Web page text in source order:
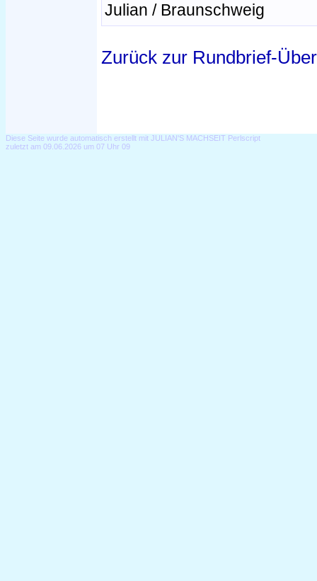
Julian / Braunschweig
Zurück zur Rundbrief-
Diese Seite wurde automatisch erstellt mit JULIAN'S MACHSEIT Perlscript
zuletzt am 09.06.2026 um 07 Uhr 09